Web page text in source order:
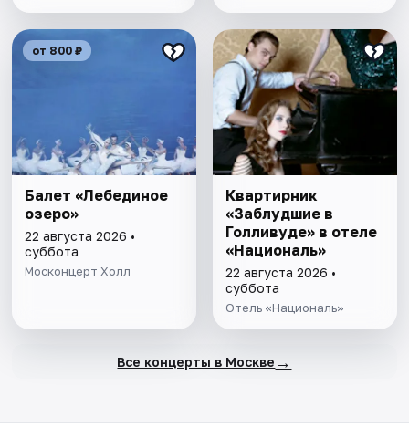
от 800 ₽
Балет «Лебединое
озеро»
22 августа 2026 •
суббота
Москонцерт Холл
Квартирник
«Заблудшие в
Голливуде» в отеле
«Националь»
22 августа 2026 •
суббота
Отель «Националь»
Все концерты в Москве →